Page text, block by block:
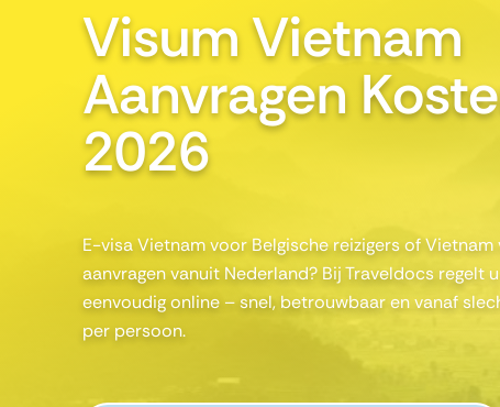
Visum Vietnam
Aanvragen
2026
E-visa Vietnam voor Belgische reizigers of Vietnam
aanvragen vanuit Nederland? Bij Traveldocs regelt
eenvoudig online – snel, betrouwbaar en vanaf
per persoon.